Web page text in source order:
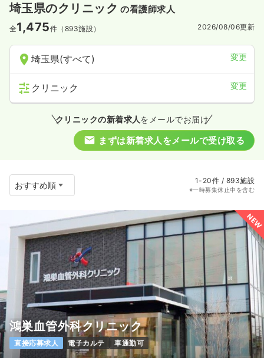
埼玉県のクリニック の看護師求人
全1,475件（893施設） 2026/08/06更新
埼玉県(すべて) 変更
クリニック 変更
クリニックの新着求人をメールでお届け
まずは新着求人をメールで受け取る
1-20件 / 893施設
※一時募集休止中を含む
NEW
鴻巣血管外科クリニック
直接応募求人 電子カルテ 車通勤可